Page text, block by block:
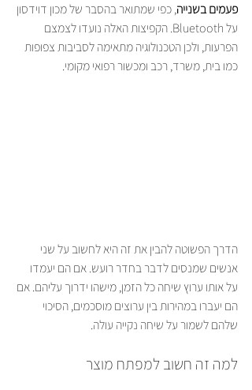
פעמים בשנייה, כפי שמתואר בהסבר של מכון דוידסון
על Bluetooth. הקפיצות האלה נועדו לצמצם
הפרעות, ולכן הטכנולוגיה מתאימה לסביבות צפופות
כמו בית, משרד, רכב ומכשור רפואי מקומי.
הדרך הפשוטה להבין את זה היא לחשוב על שני
אנשים שמנסים לדבר בחדר רועש. אם הם יעמדו
על אותו ערוץ שיחה כל הזמן, מישהו ידרוך עליהם. אם
הם יעברו במהירות בין ערוצים מוסכמים, הסיכוי
שלהם לשמור על שיחה נקייה עולה.
למה זה חשוב למפתח מוצר